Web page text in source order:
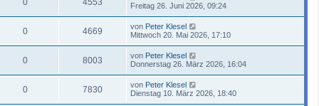
0 4553
Freitag 26. Juni 2026, 09:24
0 4669 von Peter Klesel
Mittwoch 20. Mai 2026, 17:10
0 8003 von Peter Klesel
Donnerstag 26. März 2026, 16:04
0 7830 von Peter Klesel
Dienstag 10. März 2026, 18:40